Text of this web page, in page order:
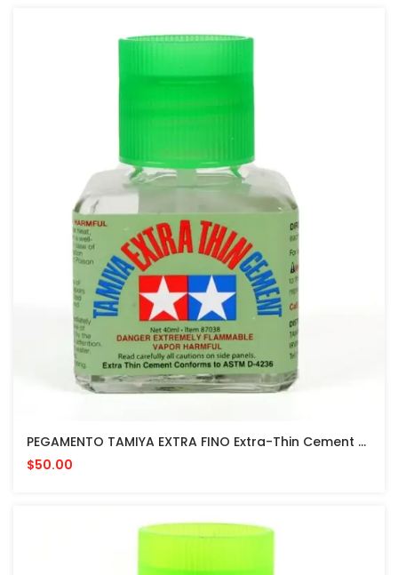
PEGAMENTO TAMIYA EXTRA FINO Extra-Thin Cement 40 ML MADE IN JAPAN Quick Setting Version
$50.00